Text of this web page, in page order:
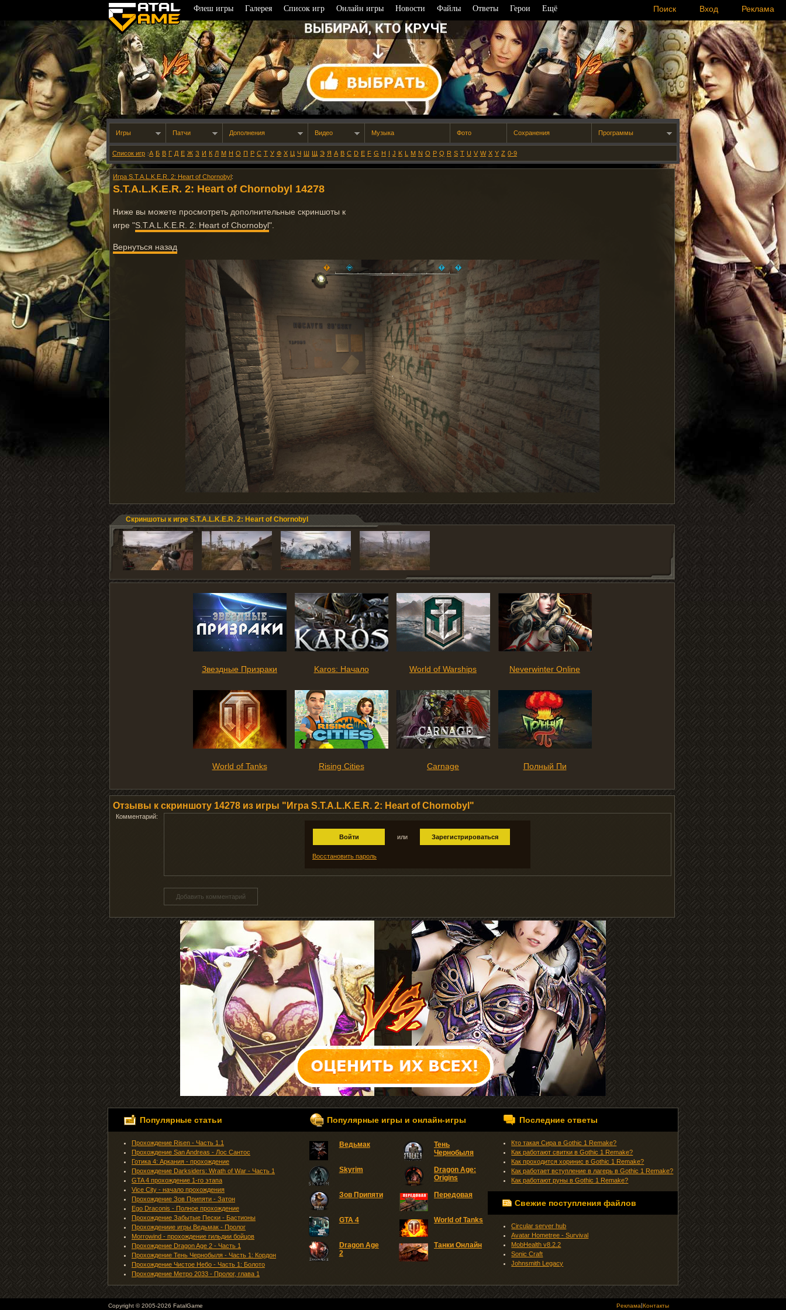
Игры Патчи Дополнения Видео Музыка Фото Сохранения Программы
Список игр :А Б В Г Д Е Ж З И К Л М Н О П Р С Т У Ф Х Ц Ч Ш Щ Э Я A B C D E F G H I J K L M N O P Q R S T U V W X Y Z 0-9
Игра S.T.A.L.K.E.R. 2: Heart of Chornobyl:
S.T.A.L.K.E.R. 2: Heart of Chornobyl 14278
Ниже вы можете просмотреть дополнительные скриншоты к
игре "S.T.A.L.K.E.R. 2: Heart of Chornobyl".
Вернуться назад
Скриншоты к игре S.T.A.L.K.E.R. 2: Heart of Chornobyl
Звездные Призраки Karos: Начало World of Warships Neverwinter Online
World of Tanks Rising Cities Carnage Полный Пи
Отзывы к скриншоту 14278 из игры "Игра S.T.A.L.K.E.R. 2: Heart of Chornobyl"
Комментарий:
Войти или Зарегистрироваться
Восстановить пароль
Добавить комментарий
Популярные статьи
Прохождение Risen - Часть 1.1
Прохождение San Andreas - Лос Сантос
Готика 4: Аркания - прохождение
Прохождение Darksiders: Wrath of War - Часть 1
GTA 4 прохождение 1-го этапа
Vice City - начало прохождения
Прохождение Зов Припяти - Затон
Ego Draconis - Полное прохождение
Прохождение Забытые Пески - Бастионы
Прохождениие игры Ведьмак - Пролог
Morrowind - прохождение гильдии бойцов
Прохождение Dragon Age 2 - Часть 1
Прохождение Тень Чернобыля - Часть 1: Кордон
Прохождение Чистое Небо - Часть 1: Болото
Прохождение Метро 2033 - Пролог, глава 1
Популярные игры и онлайн-игры
Ведьмак
Тень
Чернобыля
Skyrim
Dragon Age:
Origins
Зов Припяти Передовая
GTA 4 World of Tanks
Dragon Age
2
Танки Онлайн
Последние ответы
Кто такая Сира в Gothic 1 Remake?
Как работают свитки в Gothic 1 Remake?
Как проходится хоринис в Gothic 1 Remake?
Как работает вступление в лагерь в Gothic 1 Remake?
Как работают руны в Gothic 1 Remake?
Свежие поступления файлов
Circular server hub
Avatar Hometree - Survival
MobHealth v8.2.2
Sonic Craft
Johnsmith Legacy
Флеш игры Галерея Список игр Онлайн игры Новости Файлы Ответы Герои Ещё Реклама
Вход
Поиск
Copyright © 2005-2026 FatalGame Реклама|Контакты